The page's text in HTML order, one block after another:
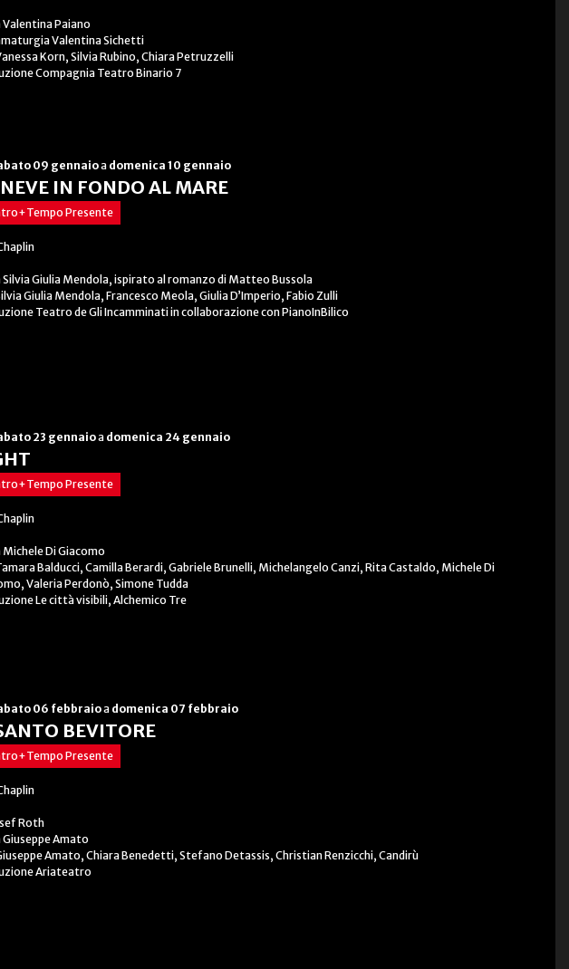
Valentina Paiano
Valentina Sichetti
Korn, Silvia Rubino, Chiara Petruzzelli
Compagnia Teatro Binario 7
09 gennaioa domenica 10 gennaio
IN FONDO AL MARE
Presente
Silvia Giulia Mendola, ispirato al romanzo di Matteo Bussola
Giulia Mendola, Francesco Meola, Giulia D’Imperio, Fabio Zulli
Teatro de Gli Incamminati in collaborazione con PianoInBilico
23 gennaioa domenica 24 gennaio
Presente
Di Giacomo
Balducci, Camilla Berardi, Gabriele Brunelli, Michelangelo Canzi, Rita Castaldo, Michele Di
Valeria Perdonò, Simone Tudda
Le città visibili, Alchemico Tre
06 febbraioa domenica 07 febbraio
BEVITORE
Presente
Roth
Amato
Amato, Chiara Benedetti, Stefano Detassis, Christian Renzicchi, Candirù
Ariateatro